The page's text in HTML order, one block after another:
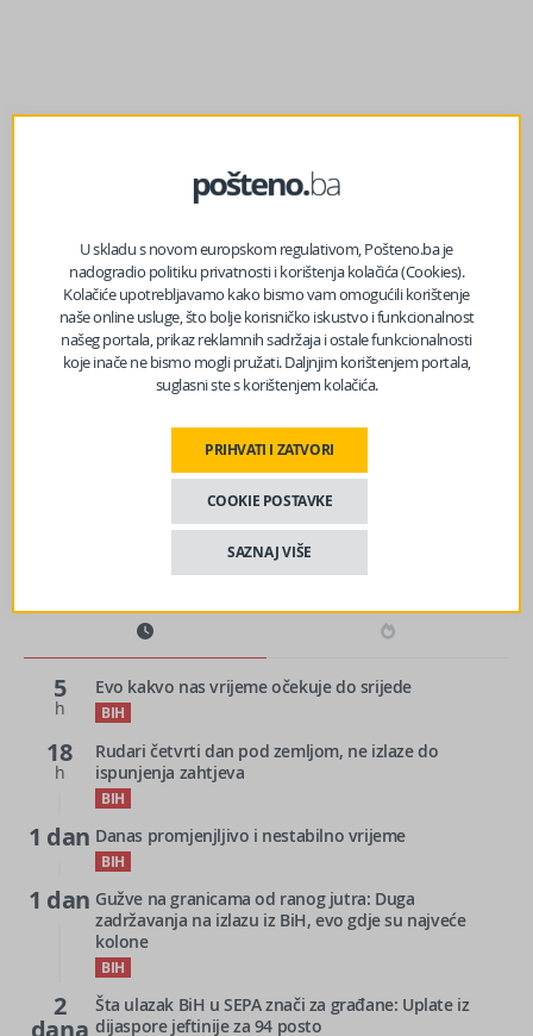
Uoči povratka Wizz Aira: Radnici Međunarodnog
aerodroma Tuzla uputili pismo, nezadovoljni uslovima
rada
5
h
Evo kakvo nas vrijeme očekuje do srijede
BIH
18
h
Rudari četvrti dan pod zemljom, ne izlaze do
ispunjenja zahtjeva
BIH
1 dan Danas promjenjljivo i nestabilno vrijeme
BIH
1 dan Gužve na granicama od ranog jutra: Duga
zadržavanja na izlazu iz BiH, evo gdje su najveće
kolone
BIH
2
dana
Šta ulazak BiH u SEPA znači za građane: Uplate iz
dijaspore jeftinije za 94 posto
U skladu s novom europskom regulativom, Pošteno.ba je
nadogradio politiku privatnosti i korištenja kolačića (Cookies).
Kolačiće upotrebljavamo kako bismo vam omogućili korištenje
naše online usluge, što bolje korisničko iskustvo i funkcionalnost
našeg portala, prikaz reklamnih sadržaja i ostale funkcionalnosti
koje inače ne bismo mogli pružati. Daljnjim korištenjem portala,
suglasni ste s korištenjem kolačića.
PRIHVATI I ZATVORI
COOKIE POSTAVKE
SAZNAJ VIŠE